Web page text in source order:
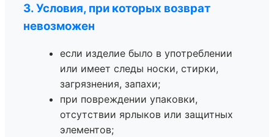
3. Условия, при которых возврат
невозможен
если изделие было в употреблении
или имеет следы носки, стирки,
загрязнения, запахи;
при повреждении упаковки,
отсутствии ярлыков или защитных
элементов;